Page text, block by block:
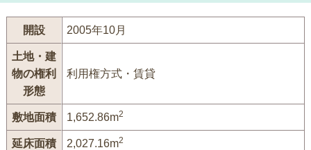
開設 2005年10月
土地・建
物の権利
形態
利用権方式・賃貸
敷地面積 1,652.86m2
延床面積 2,027.16m2